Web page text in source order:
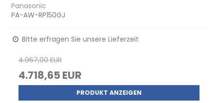
Panasonic
PA-AW-RP150GJ
Bitte erfragen Sie unsere Lieferzeit
4.967,00 EUR
4.718,65 EUR
PRODUKT ANZEIGEN